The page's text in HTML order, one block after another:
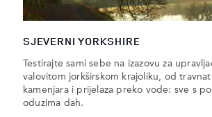
SJEVERNI YORKSHIRE
Testirajte sami sebe na izazovu za
valovitom jorkširskom krajoliku, od
kamenjara i prijelaza preko vode: sve s
oduzima dah.